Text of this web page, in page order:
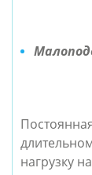
нагрузку